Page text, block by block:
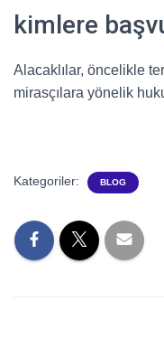
kimlere
Alacaklılar, öncelikle
mirasçılara yönelik
Kategoriler: BLOG